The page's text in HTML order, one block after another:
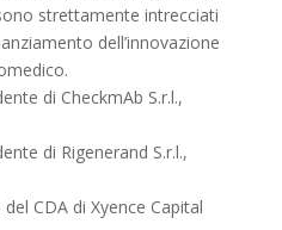
strettamente intrecciati
dell’innovazione
di CheckmAb S.r.l.,
di Rigenerand S.r.l.,
CDA di Xyence Capital